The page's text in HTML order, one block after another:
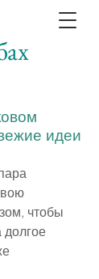
идеи
чтобы
долгое